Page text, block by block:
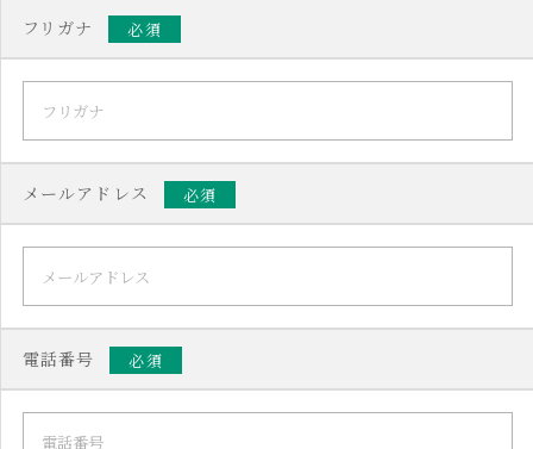
フリガナ 必須
メールアドレス 必須
電話番号 必須